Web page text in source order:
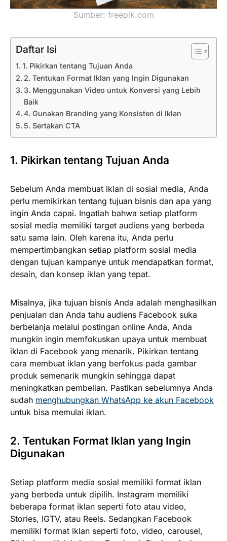
Sumber: freepik.com
Daftar Isi
1. Pikirkan tentang Tujuan Anda
2. Tentukan Format Iklan yang Ingin Digunakan
3. Menggunakan Video untuk Konversi yang Lebih
Baik
4. Gunakan Branding yang Konsisten di Iklan
5. Sertakan CTA
1. Pikirkan tentang Tujuan Anda
Sebelum Anda membuat iklan di sosial media, Anda
perlu memikirkan tentang tujuan bisnis dan apa yang
ingin Anda capai. Ingatlah bahwa setiap platform
sosial media memiliki target audiens yang berbeda
satu sama lain. Oleh karena itu, Anda perlu
mempertimbangkan setiap platform sosial media
dengan tujuan kampanye untuk mendapatkan format,
desain, dan konsep iklan yang tepat.
Misalnya, jika tujuan bisnis Anda adalah menghasilkan
penjualan dan Anda tahu audiens Facebook suka
berbelanja melalui postingan online Anda, Anda
mungkin ingin memfokuskan upaya untuk membuat
iklan di Facebook yang menarik. Pikirkan tentang
cara membuat iklan yang berfokus pada gambar
produk semenarik mungkin sehingga dapat
meningkatkan pembelian. Pastikan sebelumnya Anda
sudah menghubungkan WhatsApp ke akun Facebook
untuk bisa memulai iklan.
2. Tentukan Format Iklan yang Ingin
Digunakan
Setiap platform media sosial memiliki format iklan
yang berbeda untuk dipilih. Instagram memiliki
beberapa format iklan seperti foto atau video,
Stories, IGTV, atau Reels. Sedangkan Facebook
memiliki format iklan seperti foto, video, carousel,